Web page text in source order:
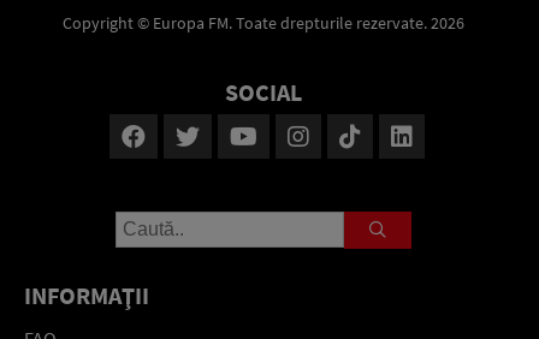
Copyright © Europa FM. Toate drepturile rezervate. 2026
SOCIAL
INFORMAŢII